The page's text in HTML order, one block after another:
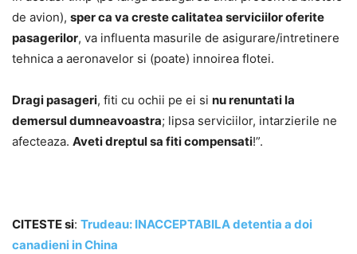
de avion), sper ca va creste calitatea serviciilor oferite
pasagerilor, va influenta masurile de asigurare/intretinere
tehnica a aeronavelor si (poate) innoirea flotei.
Dragi pasageri, fiti cu ochii pe ei si nu renuntati la
demersul dumneavoastra; lipsa serviciilor, intarzierile ne
afecteaza. Aveti dreptul sa fiti compensati!”.
CITESTE si: Trudeau: INACCEPTABILA detentia a doi
canadieni in China